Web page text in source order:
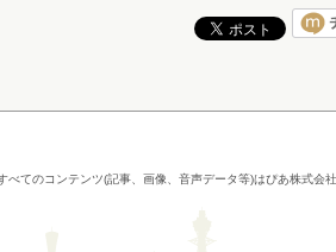
べてのコンテンツ(記事、画像、音声データ等)はぴあ株式会